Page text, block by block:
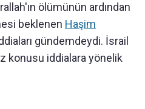
ölümünün ardından
beklenen Haşim
gündemdeydi. İsrail
konusu iddialara yönelik